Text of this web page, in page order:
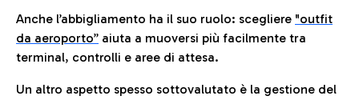
Anche l’abbigliamento ha il suo ruolo: scegliere "outfit
da aeroporto” aiuta a muoversi più facilmente tra
terminal, controlli e aree di attesa.
Un altro aspetto spesso sottovalutato è la gestione del